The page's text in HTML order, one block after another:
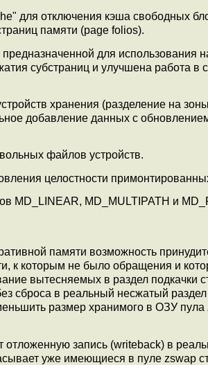
для отключения кэша свободных
памяти (page folios).
для использования
субстраниц и улучшена работа в
хранения (разделение на
добавление данных с
файлов устройств.
целостности
MD_LINEAR, MD_MULTIPATH и
памяти возможность
к которым не было обращения и
вытесняемых в раздел подкачки
сброса в реальный несжатый раздел
размер хранимого в ОЗУ пула
запись (writeback) в
уже имеющиеся в пуле zswap